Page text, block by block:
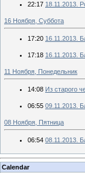
22:17 18.11.2013.
16 Ноября, Суббота
17:20 16.11.2013.
17:18 16.11.2013.
11 Ноября, Понедельник
14:08 Из старого
06:55 09.11.2013.
08 Ноября, Пятница
06:54 08.11.2013.
Calendar